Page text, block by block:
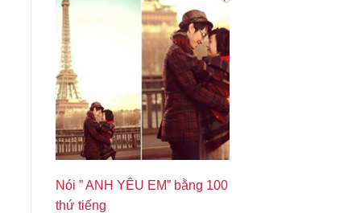
Nói ” ANH YÊU EM” bằng 100
thứ tiếng